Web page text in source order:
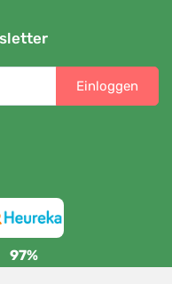
Einloggen
97%